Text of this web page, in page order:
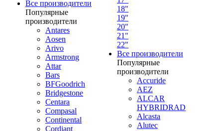
Все производители
Популярные
производители
Antares
Aosen
Arivo
Armstrong
Attar
Bars
BFGoodrich
Bridgestone
Centara
Compasal
Continental
Cordiant
18"
19"
20"
21"
22"
Все производители
Популярные
производители
Accuride
AEZ
ALCAR
HYBRIDRAD
Alcasta
Alutec